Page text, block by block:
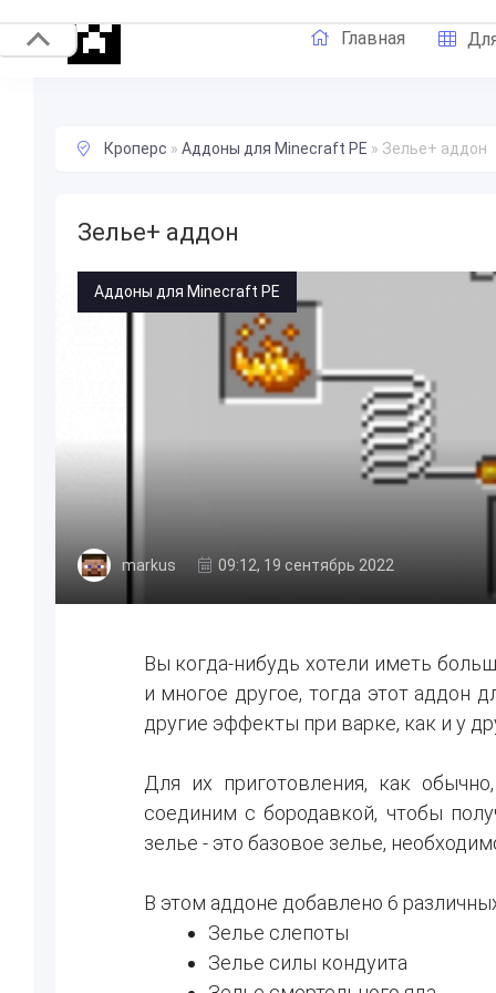
Главная
Кроперс » Аддоны для Minecraft PE » Зелье+ аддон
Зелье+ аддон
Аддоны для Minecraft PE
markus 09:12, 19 сентябрь 2022
Вы когда-нибудь хотели иметь
и многое другое, тогда этот аддон
другие эффекты при варке, как и у
Для их приготовления, как
соединим с бородавкой, чтобы
зелье - это базовое зелье,
В этом аддоне добавлено 6
Зелье слепоты
Зелье силы кондуита